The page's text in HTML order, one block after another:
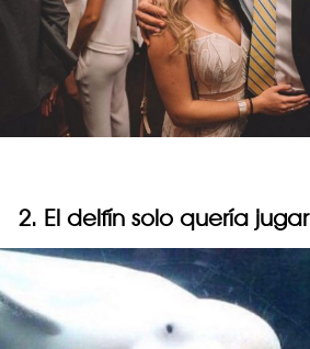
2. El delfín solo quería jugar